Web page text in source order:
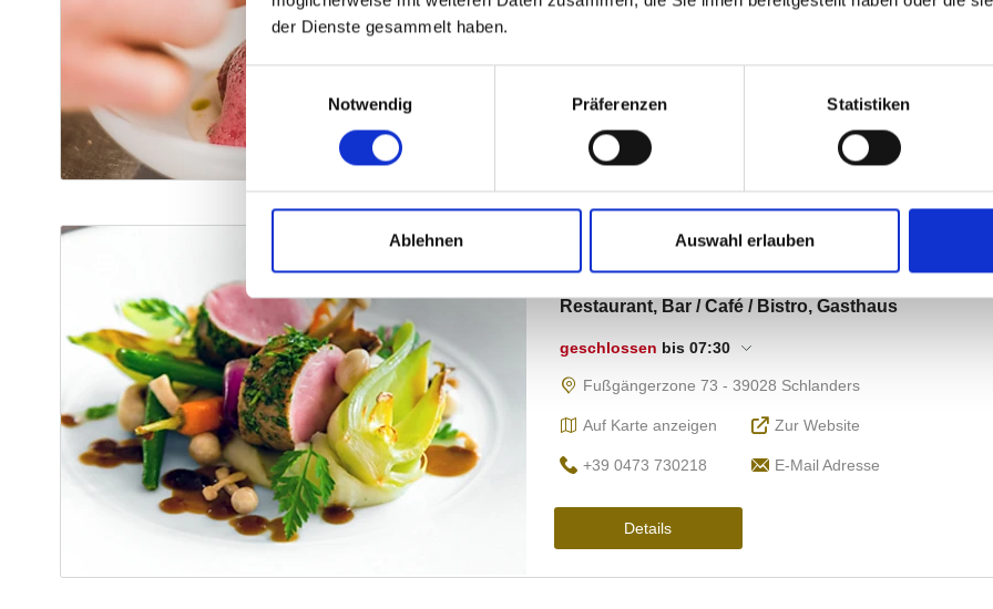
der Dienste gesammelt haben.
Notwendig
Präferenzen Statistiken
Ablehnen Auswahl erlauben